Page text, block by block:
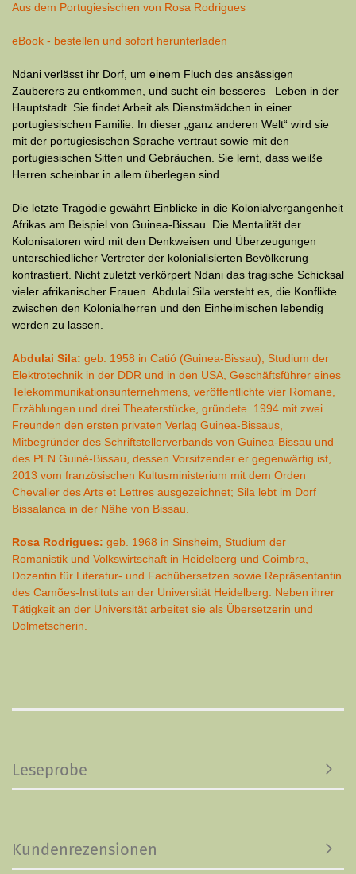
Aus dem Portugiesischen von Rosa Rodrigues
eBook - bestellen und sofort herunterladen
Ndani verlässt ihr Dorf, um einem Fluch des ansässigen
Zauberers zu entkommen, und sucht ein besseres Leben in der
Hauptstadt. Sie findet Arbeit als Dienstmädchen in einer
portugiesischen Familie. In dieser „ganz anderen Welt“ wird sie
mit der portugiesischen Sprache vertraut sowie mit den
portugiesischen Sitten und Gebräuchen. Sie lernt, dass weiße
Herren scheinbar in allem überlegen sind...
Die letzte Tragödie gewährt Einblicke in die Kolonialvergangenheit
Afrikas am Beispiel von Guinea-Bissau. Die Mentalität der
Kolonisatoren wird mit den Denk­weisen und Überzeugungen
unterschiedlicher Vertreter der kolonialisierten Bevölkerung
kontrastiert. Nicht zuletzt verkörpert Ndani das tragische Schicksal
vieler afrikanischer Frauen. Abdulai Sila versteht es, die Konflikte
zwischen den Kolonialherren und den Ein­heimischen lebendig
werden zu lassen.
Abdulai Sila: geb. 1958 in Catió (Guinea-Bissau), Studium der
Elektrotechnik in der DDR und in den USA, Geschäftsführer eines
Telekommunikations­unter­neh­mens, veröffentlichte vier Romane,
Erzählungen und drei Theaterstücke, gründete 1994 mit zwei
Freunden den ersten privaten Verlag Guinea-Bissaus,
Mitbegründer des Schriftstellerverbands von Guinea-Bissau und
des PEN Guiné-Bissau, dessen Vor­sitzender er gegenwärtig ist,
2013 vom französischen Kultus­ministerium mit dem Orden
Chevalier des Arts et Lettres ausgezeichnet; Sila lebt im Dorf
Bissalanca in der Nähe von Bissau.
Rosa Rodrigues: geb. 1968 in Sinsheim, Studium der
Romanistik und Volkswirtschaft in Heidelberg und Coimbra,
Dozentin für Literatur- und Fachübersetzen sowie Repräsentantin
des Camões-Instituts an der Universität Heidelberg. Neben ihrer
Tätigkeit an der Universität arbeitet sie als Übersetzerin und
Dolmetscherin.
Leseprobe
Kundenrezensionen